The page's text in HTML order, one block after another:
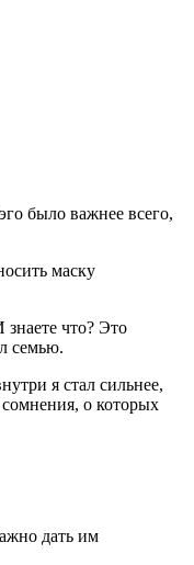
было важнее всего,
маску
что? Это
семью.
я стал сильнее,
о которых
дать им